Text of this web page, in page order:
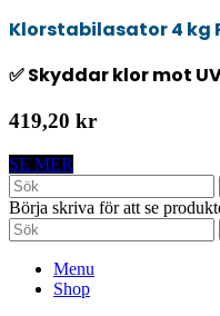
Klorstabilasator 4 kg
✅ Skyddar klor mot
419,20 kr
SE MER
Börja skriva för att se
Menu
Shop